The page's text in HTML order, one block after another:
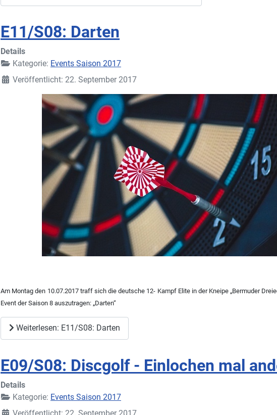
E11/S08: Darten
Details
Kategorie: Events Saison 2017
Veröffentlicht: 22. September 2017
Am Montag den 10.07.2017 traff sich die deutsche 12- Kampf Elite in der Kneipe „Bermuder
Event der Saison 8 auszutragen: „Darten“
Weiterlesen: E11/S08: Darten
E09/S08: Discgolf - Einlochen mal
Details
Kategorie: Events Saison 2017